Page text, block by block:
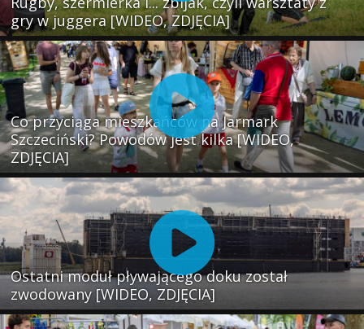
gry w juggera [WIDEO, ZDJĘCIA]
Co przyciąga mieszkańców na Jarmark
Szczeciński? Powodów jest kilka [WIDEO,
ZDJĘCIA]
Ostatni moduł pływającego doku został
zwodowany [WIDEO, ZDJĘCIA]